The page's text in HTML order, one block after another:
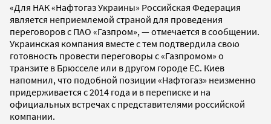
«Для НАК «Нафтогаз Украины» Российская Федерация
является неприемлемой страной для проведения
переговоров с ПАО «Газпром», — отмечается в сообщении.
Украинская компания вместе с тем подтвердила свою
готовность провести переговоры с «Газпромом» о
транзите в Брюсселе или в другом городе ЕС. Киев
напомнил, что подобной позиции «Нафтогаз» неизменно
придерживается с 2014 года и в переписке и на
официальных встречах с представителями российской
компании.